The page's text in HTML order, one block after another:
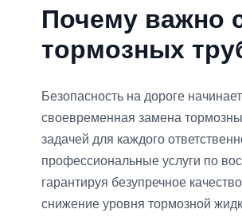
Почему важно
тормозных
Безопасность на дороге
своевременная замена
задачей для каждого
профессиональные услуги по
гарантируя безупречное
снижение уровня тормозной